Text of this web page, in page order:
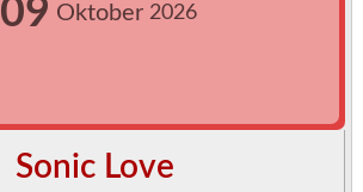
09 Oktober 2026
Sonic Love